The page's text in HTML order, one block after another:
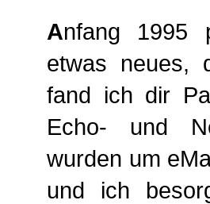
Anfang 1995
etwas neues,
fand ich dir
Echo- und
wurden um
und ich